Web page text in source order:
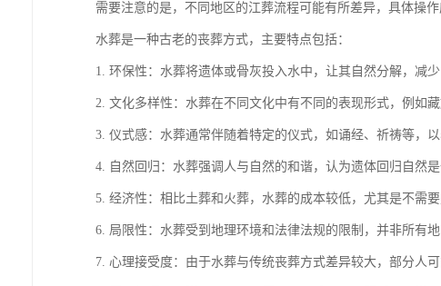
需要注意的是，不同地区的江葬流程可能有所差异，具体操作
水葬是一种古老的丧葬方式，主要特点包括：
1. 环保性：水葬将遗体或骨灰投入水中，让其自然分解，减
2. 文化多样性：水葬在不同文化中有不同的表现形式，例如
3. 仪式感：水葬通常伴随着特定的仪式，如诵经、祈祷等，
4. 自然回归：水葬强调人与自然的和谐，认为遗体回归自然是
5. 经济性：相比土葬和火葬，水葬的成本较低，尤其是不需
6. 局限性：水葬受到地理环境和法律法规的限制，并非所有
7. 心理接受度：由于水葬与传统丧葬方式差异较大，部分人